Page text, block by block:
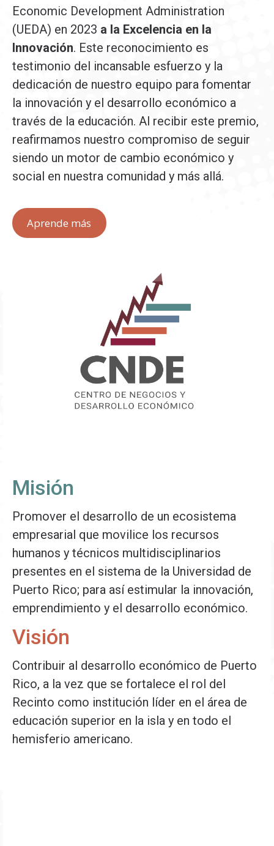
Economic Development Administration
(UEDA) en 2023 a la Excelencia en la
Innovación. Este reconocimiento es
testimonio del incansable esfuerzo y la
dedicación de nuestro equipo para fomentar
la innovación y el desarrollo económico a
través de la educación. Al recibir este premio,
reafirmamos nuestro compromiso de seguir
siendo un motor de cambio económico y
social en nuestra comunidad y más allá.
Aprende más
Misión
Promover el desarrollo de un ecosistema
empresarial que movilice los recursos
humanos y técnicos multidisciplinarios
presentes en el sistema de la Universidad de
Puerto Rico; para así estimular la innovación,
emprendimiento y el desarrollo económico.
Visión
Contribuir al desarrollo económico de Puerto
Rico, a la vez que se fortalece el rol del
Recinto como institución líder en el área de
educación superior en la isla y en todo el
hemisferio americano.